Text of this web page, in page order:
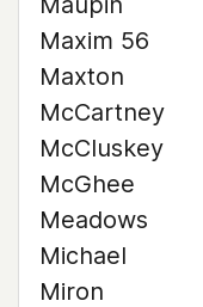
Maxim 56
Maxton
McCartney
McCluskey
McGhee
Meadows
Michael
Miron